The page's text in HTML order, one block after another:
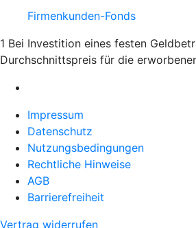
Firmenkunden-Fonds
1 Bei Investition eines festen
Durchschnittspreis für die
Impressum
Datenschutz
Nutzungsbedingungen
Rechtliche Hinweise
AGB
Barrierefreiheit
Vertrag widerrufen